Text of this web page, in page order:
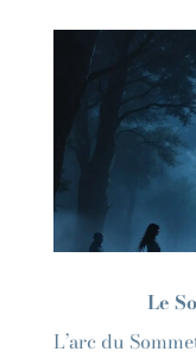
Le
L’arc du